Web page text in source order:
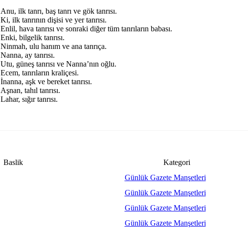
Anu, ilk tanrı, baş tanrı ve gök tanrısı.
Ki, ilk tanrının dişisi ve yer tanrısı.
Enlil, hava tanrısı ve sonraki diğer tüm tanrıların babası.
Enki, bilgelik tanrısı.
Ninmah, ulu hanım ve ana tanrıça.
Nanna, ay tanrısı.
Utu, güneş tanrısı ve Nanna’nın oğlu.
Ecem, tanrıların kraliçesi.
İnanna, aşk ve bereket tanrısı.
Aşnan, tahıl tanrısı.
Lahar, sığır tanrısı.
Baslik
Kategori
Günlük Gazete Manşetleri
Günlük Gazete Manşetleri
Günlük Gazete Manşetleri
Günlük Gazete Manşetleri